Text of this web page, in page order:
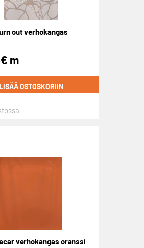
out verhokangas
€ m
OSTOSKORIIN
verhokangas oranssi